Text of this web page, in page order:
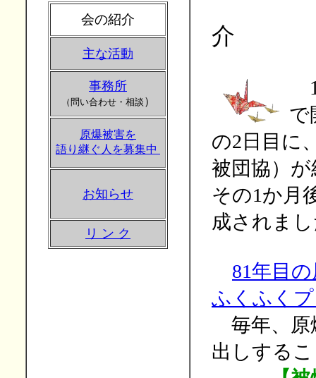
会の紹介
主な活動
事務所
（問い合わせ・相談 ）
原爆被害を
語り継ぐ人を募集中
お知らせ
リ ン ク
介
で
の2 日目に
被団協）
その1か月
成されま
81年目
ふくふく
毎年、原
出しする